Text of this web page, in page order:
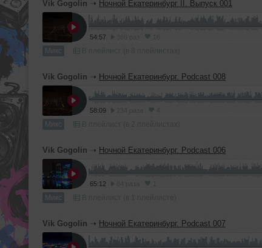
Vik Gogolin ➝ Ночной Екатеринбург II. Выпуск 001
54:57
Микс
Vik Gogolin ➝ Ночной Екатеринбург. Podcast 008
58:09
Микс
Vik Gogolin ➝ Ночной Екатеринбург. Podcast 006
65:12
Микс
Vik Gogolin ➝ Ночной Екатеринбург. Podcast 007